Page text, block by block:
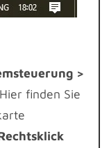
>
finden Sie